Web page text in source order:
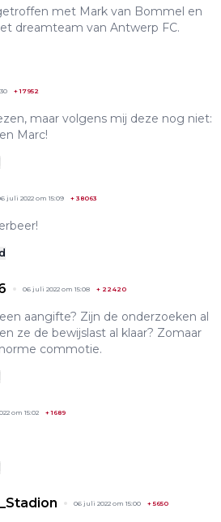
met Mark van Bommel en
dreamteam van Antwerp FC.
+17952
maar volgens mij deze nog niet:
Marc!
juli 2022 om 15:09 + 38063
06 juli 2022 om 15:08 + 22420
aangifte? Zijn de onderzoeken al
ze de bewijslast al klaar? Zomaar
commotie.
om 15:02 +1689
06 juli 2022 om 15:00 + 5650